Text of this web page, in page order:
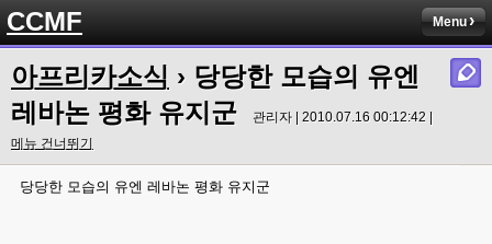
CCMF Menu
아프리카소식 › 당당한 모습의 유엔
레바논 평화 유지군
관리자 | 2010.07.16 00:12:42 |
메뉴 건너뛰기
당당한 모습의 유엔 레바논 평화 유지군